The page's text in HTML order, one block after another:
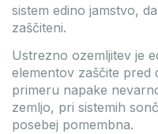
sistem edino jamstvo,
zaščiteni.
Ustrezno ozemljitev je
elementov zaščite pred
primeru napake
zemljo, pri sistemih
posebej pomembna.